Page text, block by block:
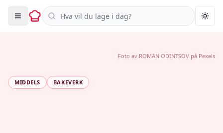
Søk i oppskrifter
MIDDELS BAKEVERK
Foto av ROMAN ODINTSOV på Pexels